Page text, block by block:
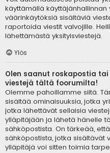
käyttämällä
väärinkäytöksiä sisältäviä
raportoida viestit valvojille.
lähettämästä yksityisviestejä.
Ylös
Olen saanut roskapostia
viestejä tältä foorumilta!
Olemme pahoillamme siitä.
sisältää ominaisuuksia, jotka
jotka lähettävät sellaisia
ylläpitäjään ja lähetä hänelle
sähköpostista. On tärkeää,
sähköpostista, jotka sisältävät
ylläpitäjä voi sitten toimia